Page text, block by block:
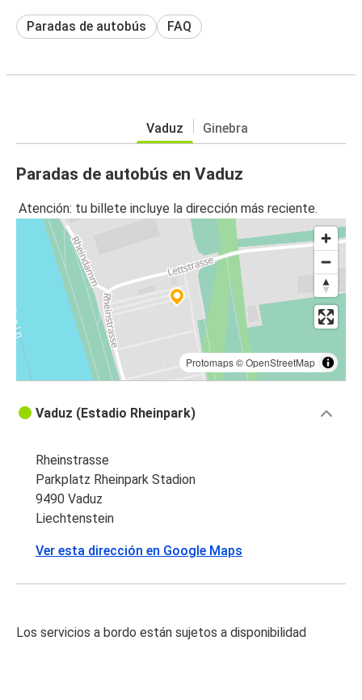
Paradas de autobús FAQ
Vaduz Ginebra
Paradas de autobús en Vaduz
Atención: tu billete incluye la dirección más reciente.
Protomaps©OpenStreetMap
Vaduz (Estadio Rheinpark)
Rheinstrasse
Parkplatz Rheinpark Stadion
9490 Vaduz
Liechtenstein
Ver esta dirección en Google Maps
Los servicios a bordo están sujetos a disponibilidad